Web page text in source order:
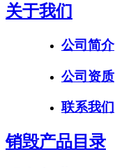
关于我们
公司简介
公司资质
联系我们
销毁产品目录